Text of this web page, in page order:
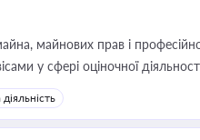
майнових прав і
у сфері оціночної
юриста або бухгалтера
перевірки статусу суб'єктів